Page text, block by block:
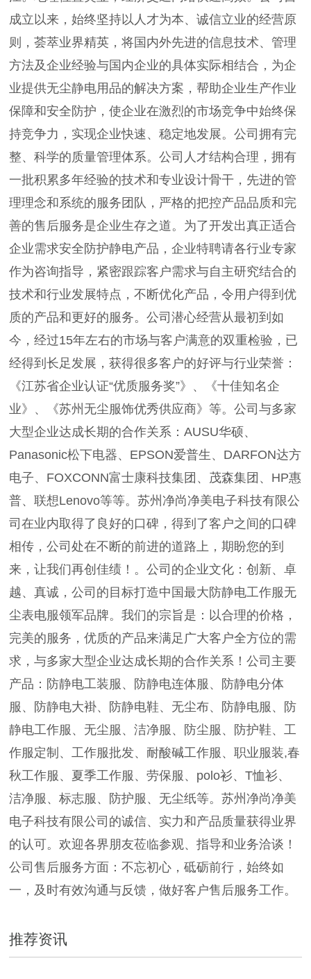
成立以来，始终坚持以人才为本、诚信立业的经营原
则，荟萃业界精英，将国内外先进的信息技术、管理
方法及企业经验与国内企业的具体实际相结合，为企
业提供无尘静电用品的解决方案，帮助企业生产作业
保障和安全防护，使企业在激烈的市场竞争中始终保
持竞争力，实现企业快速、稳定地发展。公司拥有完
整、科学的质量管理体系。公司人才结构合理，拥有
一批积累多年经验的技术和专业设计骨干，先进的管
理理念和系统的服务团队，严格的把控产品品质和完
善的售后服务是企业生存之道。为了开发出真正适合
企业需求安全防护静电产品，企业特聘请各行业专家
作为咨询指导，紧密跟踪客户需求与自主研究结合的
技术和行业发展特点，不断优化产品，令用户得到优
质的产品和更好的服务。公司潜心经营从最初到如
今，经过15年左右的市场与客户满意的双重检验，已
经得到长足发展，获得很多客户的好评与行业荣誉：
《江苏省企业认证“优质服务奖”》、《十佳知名企
业》、《苏州无尘服饰优秀供应商》等。公司与多家
大型企业达成长期的合作关系：AUSU华硕、
Panasonic松下电器、EPSON爱普生、DARFON达方
电子、FOXCONN富士康科技集团、茂森集团、HP惠
普、联想Lenovo等等。苏州净尚净美电子科技有限公
司在业内取得了良好的口碑，得到了客户之间的口碑
相传，公司处在不断的前进的道路上，期盼您的到
来，让我们再创佳绩！。公司的企业文化：创新、卓
越、真诚，公司的目标打造中国最大防静电工作服无
尘表电服领军品牌。我们的宗旨是：以合理的价格，
完美的服务，优质的产品来满足广大客户全方位的需
求，与多家大型企业达成长期的合作关系！公司主要
产品：防静电工装服、防静电连体服、防静电分体
服、防静电大褂、防静电鞋、无尘布、防静电服、防
静电工作服、无尘服、洁净服、防尘服、防护鞋、工
作服定制、工作服批发、耐酸碱工作服、职业服装,春
秋工作服、夏季工作服、劳保服、polo衫、T恤衫、
洁净服、标志服、防护服、无尘纸等。苏州净尚净美
电子科技有限公司的诚信、实力和产品质量获得业界
的认可。欢迎各界朋友莅临参观、指导和业务洽谈！
公司售后服务方面：不忘初心，砥砺前行，始终如
一，及时有效沟通与反馈，做好客户售后服务工作。
推荐资讯